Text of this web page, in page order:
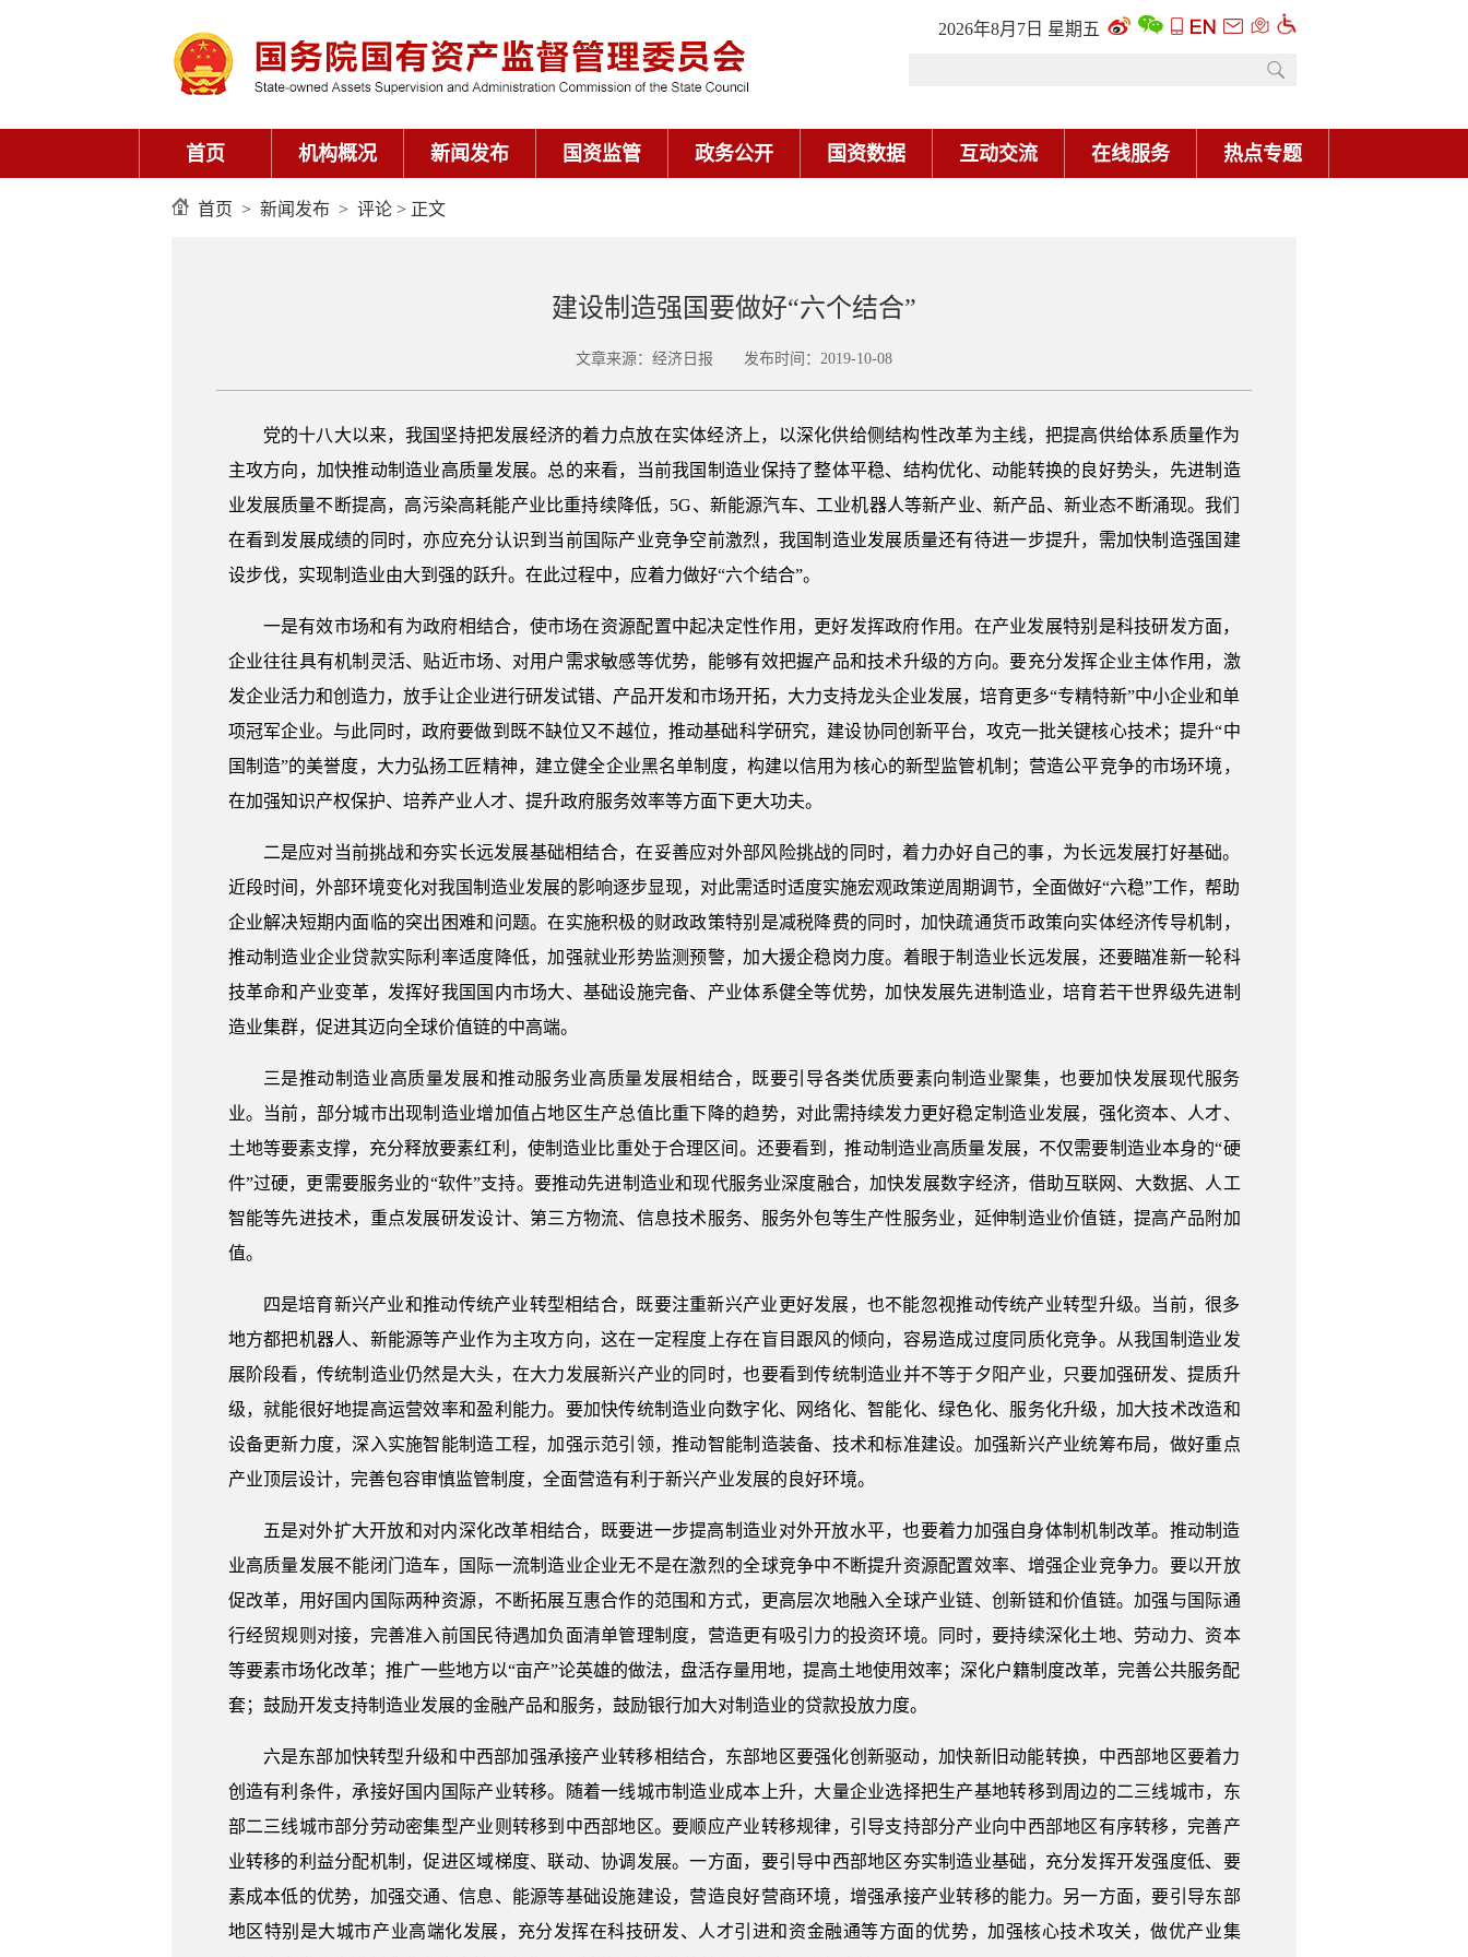
2026年8月7日 星期五
首页 机构概况 新闻发布 国资监管 政务公开 国资数据 互动交流 在线服务 热点专题
首页 > 新闻发布 > 评论 > 正文
建设制造强国要做好“六个结合”
文章来源：经济日报 发布时间：2019-10-08
党的十八大以来，我国坚持把发展经济的着力点放在实体经济上，以深化供给侧结构性改革为主线，把提高供给体系质量作为
主攻方向，加快推动制造业高质量发展。总的来看，当前我国制造业保持了整体平稳、结构优化、动能转换的良好势头，先进制造
业发展质量不断提高，高污染高耗能产业比重持续降低，5G、新能源汽车、工业机器人等新产业、新产品、新业态不断涌现。我们
在看到发展成绩的同时，亦应充分认识到当前国际产业竞争空前激烈，我国制造业发展质量还有待进一步提升，需加快制造强国建
设步伐，实现制造业由大到强的跃升。在此过程中，应着力做好“六个结合”。
一是有效市场和有为政府相结合，使市场在资源配置中起决定性作用，更好发挥政府作用。在产业发展特别是科技研发方面，
企业往往具有机制灵活、贴近市场、对用户需求敏感等优势，能够有效把握产品和技术升级的方向。要充分发挥企业主体作用，激
发企业活力和创造力，放手让企业进行研发试错、产品开发和市场开拓，大力支持龙头企业发展，培育更多“专精特新”中小企业和单
项冠军企业。与此同时，政府要做到既不缺位又不越位，推动基础科学研究，建设协同创新平台，攻克一批关键核心技术；提升“中
国制造”的美誉度，大力弘扬工匠精神，建立健全企业黑名单制度，构建以信用为核心的新型监管机制；营造公平竞争的市场环境，
在加强知识产权保护、培养产业人才、提升政府服务效率等方面下更大功夫。
二是应对当前挑战和夯实长远发展基础相结合，在妥善应对外部风险挑战的同时，着力办好自己的事，为长远发展打好基础。
近段时间，外部环境变化对我国制造业发展的影响逐步显现，对此需适时适度实施宏观政策逆周期调节，全面做好“六稳”工作，帮助
企业解决短期内面临的突出困难和问题。在实施积极的财政政策特别是减税降费的同时，加快疏通货币政策向实体经济传导机制，
推动制造业企业贷款实际利率适度降低，加强就业形势监测预警，加大援企稳岗力度。着眼于制造业长远发展，还要瞄准新一轮科
技革命和产业变革，发挥好我国国内市场大、基础设施完备、产业体系健全等优势，加快发展先进制造业，培育若干世界级先进制
造业集群，促进其迈向全球价值链的中高端。
三是推动制造业高质量发展和推动服务业高质量发展相结合，既要引导各类优质要素向制造业聚集，也要加快发展现代服务
业。当前，部分城市出现制造业增加值占地区生产总值比重下降的趋势，对此需持续发力更好稳定制造业发展，强化资本、人才、
土地等要素支撑，充分释放要素红利，使制造业比重处于合理区间。还要看到，推动制造业高质量发展，不仅需要制造业本身的“硬
件”过硬，更需要服务业的“软件”支持。要推动先进制造业和现代服务业深度融合，加快发展数字经济，借助互联网、大数据、人工
智能等先进技术，重点发展研发设计、第三方物流、信息技术服务、服务外包等生产性服务业，延伸制造业价值链，提高产品附加
值。
四是培育新兴产业和推动传统产业转型相结合，既要注重新兴产业更好发展，也不能忽视推动传统产业转型升级。当前，很多
地方都把机器人、新能源等产业作为主攻方向，这在一定程度上存在盲目跟风的倾向，容易造成过度同质化竞争。从我国制造业发
展阶段看，传统制造业仍然是大头，在大力发展新兴产业的同时，也要看到传统制造业并不等于夕阳产业，只要加强研发、提质升
级，就能很好地提高运营效率和盈利能力。要加快传统制造业向数字化、网络化、智能化、绿色化、服务化升级，加大技术改造和
设备更新力度，深入实施智能制造工程，加强示范引领，推动智能制造装备、技术和标准建设。加强新兴产业统筹布局，做好重点
产业顶层设计，完善包容审慎监管制度，全面营造有利于新兴产业发展的良好环境。
五是对外扩大开放和对内深化改革相结合，既要进一步提高制造业对外开放水平，也要着力加强自身体制机制改革。推动制造
业高质量发展不能闭门造车，国际一流制造业企业无不是在激烈的全球竞争中不断提升资源配置效率、增强企业竞争力。要以开放
促改革，用好国内国际两种资源，不断拓展互惠合作的范围和方式，更高层次地融入全球产业链、创新链和价值链。加强与国际通
行经贸规则对接，完善准入前国民待遇加负面清单管理制度，营造更有吸引力的投资环境。同时，要持续深化土地、劳动力、资本
等要素市场化改革；推广一些地方以“亩产”论英雄的做法，盘活存量用地，提高土地使用效率；深化户籍制度改革，完善公共服务配
套；鼓励开发支持制造业发展的金融产品和服务，鼓励银行加大对制造业的贷款投放力度。
六是东部加快转型升级和中西部加强承接产业转移相结合，东部地区要强化创新驱动，加快新旧动能转换，中西部地区要着力
创造有利条件，承接好国内国际产业转移。随着一线城市制造业成本上升，大量企业选择把生产基地转移到周边的二三线城市，东
部二三线城市部分劳动密集型产业则转移到中西部地区。要顺应产业转移规律，引导支持部分产业向中西部地区有序转移，完善产
业转移的利益分配机制，促进区域梯度、联动、协调发展。一方面，要引导中西部地区夯实制造业基础，充分发挥开发强度低、要
素成本低的优势，加强交通、信息、能源等基础设施建设，营造良好营商环境，增强承接产业转移的能力。另一方面，要引导东部
地区特别是大城市产业高端化发展，充分发挥在科技研发、人才引进和资金融通等方面的优势，加强核心技术攻关，做优产业集